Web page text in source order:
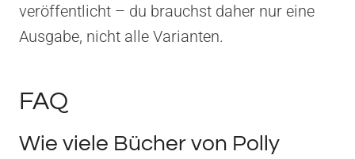
veröffentlicht – du brauchst daher nur eine
Ausgabe, nicht alle Varianten.
FAQ
Wie viele Bücher von Polly